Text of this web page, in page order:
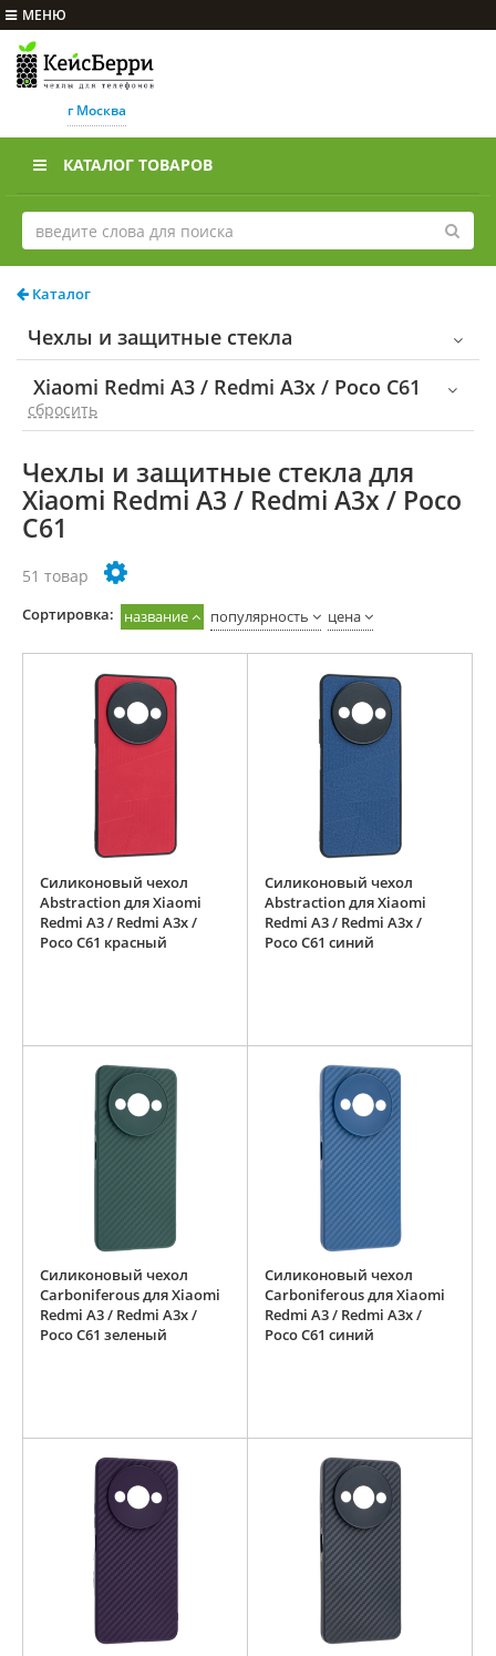
МЕНЮ
г Москва
КАТАЛОГ ТОВАРОВ
Каталог
Чехлы и защитные стекла
Xiaomi Redmi A3 / Redmi A3x / Poco C61
cбросить
Чехлы и защитные стекла для
Xiaomi Redmi A3 / Redmi A3x / Poco
C61
51 товар
Cортировка: название популярность цена
Силиконовый чехол
Abstraction для Xiaomi
Redmi A3 / Redmi A3x /
Poco C61 красный
Силиконовый чехол
Abstraction для Xiaomi
Redmi A3 / Redmi A3x /
Poco C61 синий
Силиконовый чехол
Carboniferous для Xiaomi
Redmi A3 / Redmi A3x /
Poco C61 зеленый
Силиконовый чехол
Carboniferous для Xiaomi
Redmi A3 / Redmi A3x /
Poco C61 синий